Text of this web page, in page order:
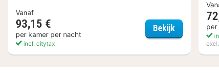
Vanaf
93,15 €
per kamer per nacht
incl. citytax
Bekijk Dorint per